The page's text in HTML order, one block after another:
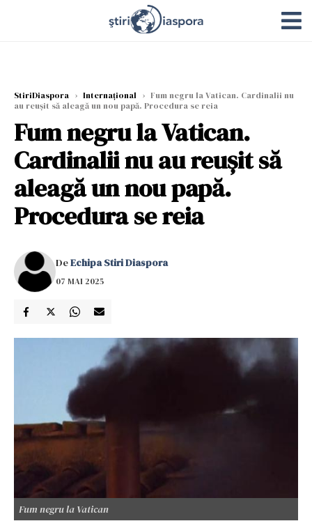
StiriDiaspora › Internațional › Fum negru la Vatican. Cardinalii nu
au reușit să aleagă un nou papă. Procedura se reia
Fum negru la Vatican.
Cardinalii nu au reușit să
aleagă un nou papă.
Procedura se reia
DeEchipa Stiri Diaspora
07 MAI 2025
Fum negru la Vatican